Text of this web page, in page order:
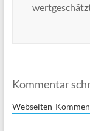
Kommentar
Webseiten-